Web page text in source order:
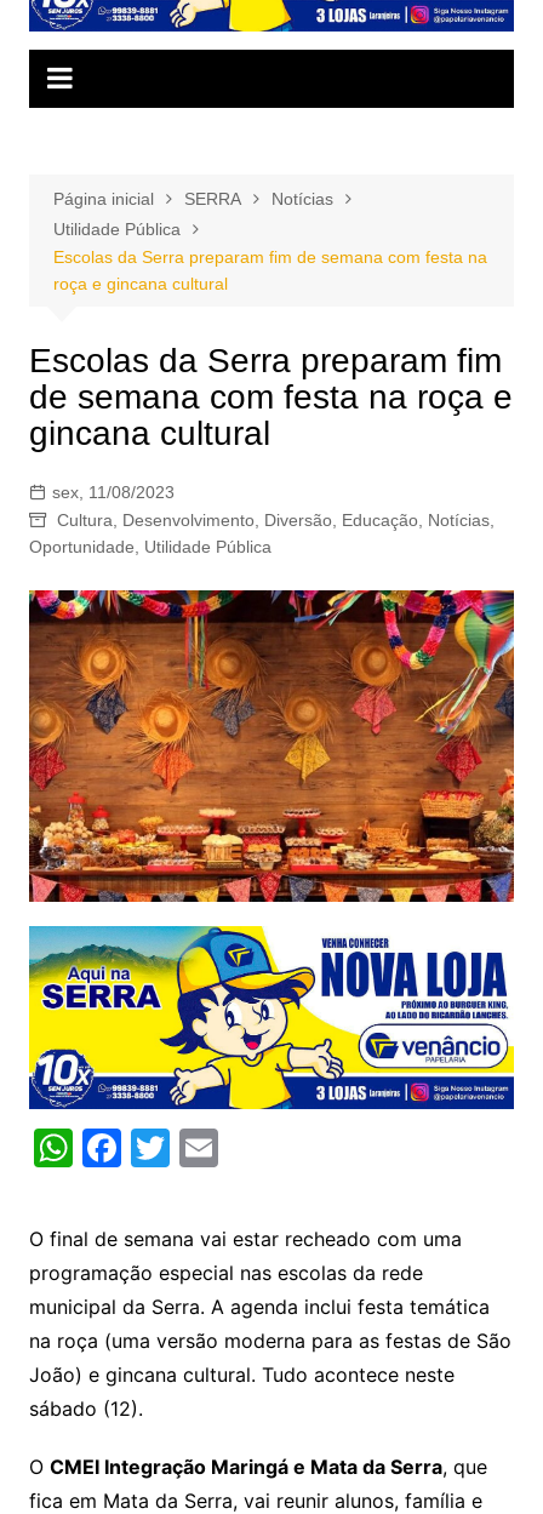
Página inicial SERRA
Notícias
Utilidade Pública
Escolas da Serra preparam fim de semana com festa na
roça e gincana cultural
Escolas da Serra preparam fim
de semana com festa na roça e
gincana cultural
sex, 11/08/2023
Cultura
Desenvolvimento, Diversão, Educação, Notícias,
Oportunidade
Utilidade Pública
W
at
s
A
p
p
F
c
e
b
o
o
k
T
itt
er
E
ai
l
O final de semana vai estar recheado com uma
programação especial nas escolas da rede
municipal da Serra. A agenda inclui festa temática
na roça (uma versão moderna para as festas de São
João) e gincana cultural. Tudo acontece neste
sábado (12).
O CMEI Integração Maringá e Mata da Serra, que
fica em Mata da Serra, vai reunir alunos, família e